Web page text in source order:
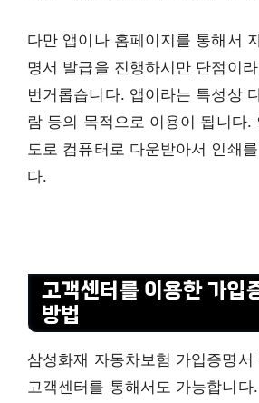
다만 앱이나 홈페이지를 통해서
명서 발급을 진행하시만 단점이
번거롭습니다. 앱이라는 특성상
람 등의 목적으로 이용이 됩니다.
도로 컴퓨터로 다운받아서 인쇄
다.
고객센터를 이용한 가입
방법
삼성화재 자동차보험 가입증명서
고객센터를 통해서도 가능합니